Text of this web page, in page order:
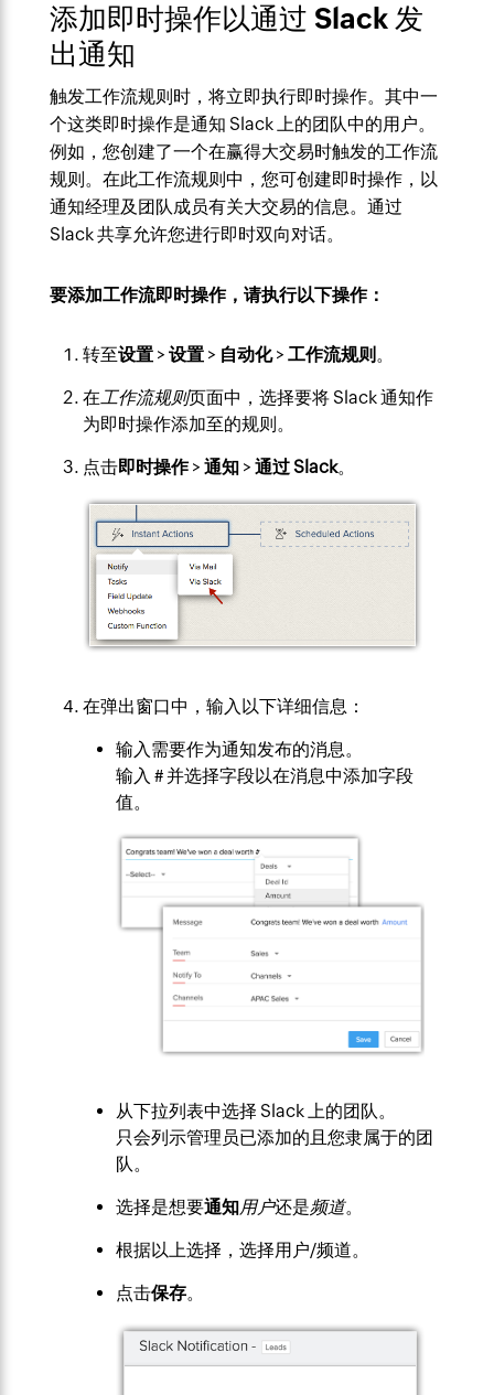
添加即时操作以通过 Slack 发
出通知
触发工作流规则时，将立即执行即时操作。其中一
个这类即时操作是通知 Slack 上的团队中的用户。
例如，您创建了一个在赢得大交易时触发的工作流
规则。在此工作流规则中，您可创建即时操作，以
通知经理及团队成员有关大交易的信息。通过
Slack 共享允许您进行即时双向对话。
要添加工作流即时操作，请执行以下操作：
转至设置> 设置> 自动化> 工作流规则 。
在工作流规则页面中，选择要将 Slack 通知作
为即时操作添加至的规则。
点击即时操作> 通知> 通过 Slack。
在弹出窗口中，输入以下详细信息：
输入需要作为通知发布的消息。
输入 # 并选择字段以在消息中添加字段
值。
从下拉列表中选择 Slack 上的团队。
只会列示管理员已添加的且您隶属于的团
队。
选择是想要通知用户还是频道。
根据以上选择，选择用户/频道。
点击保存。